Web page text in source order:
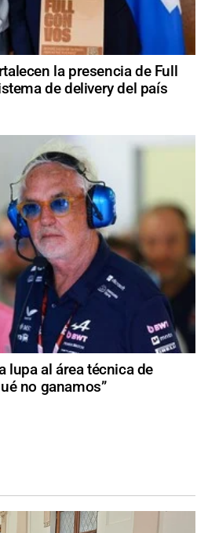
la presencia de Full
de delivery del país
lupa al área técnica de
no ganamos”